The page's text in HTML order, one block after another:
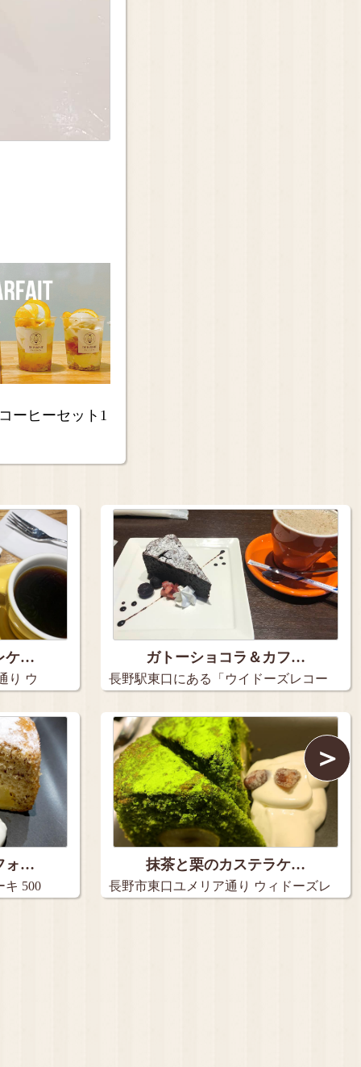
ーヒーセット1
＞
ケ…
り ウ
ガトーショコラ＆カフ…
長野駅東口にある「ウイドーズレコー
ォ…
キ 500
抹茶と栗のカステラケ…
長野市東口ユメリア通り ウィドーズレ